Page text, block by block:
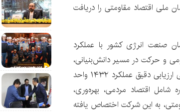
ملی اقتصاد مقاومتی را دریافت
صنعت انرژی کشور با عملکرد
و حرکت در مسیر دانش‌بنیانی،
موفق به کسب این نشان ارزشمند شد. این افتخار در پی ارزیابی دقیق عملکرد ۱۴۳۲ واحد
اقتصاد مردمی، بهره‌وری،
به این شرکت اختصاص یافته